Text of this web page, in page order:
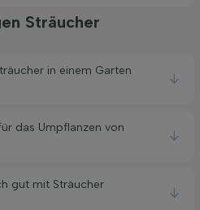
Sträucher
in einem Garten
das Umpflanzen von
gut mit Sträucher